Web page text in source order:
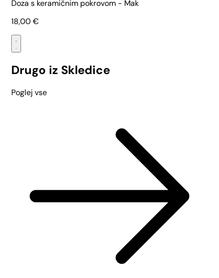
Doza s keramičnim pokrovom - Mak
18,00€
Drugo iz Skledice
Poglej vse